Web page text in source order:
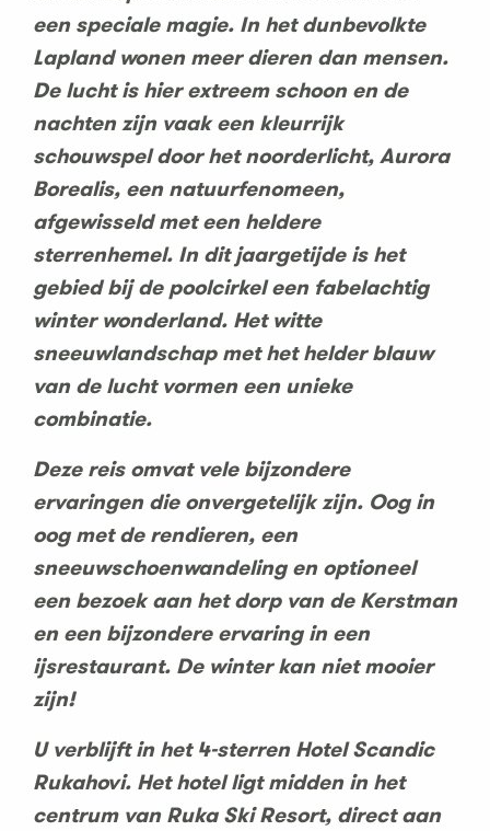
een speciale magie. In het dunbevolkte
Lapland wonen meer dieren dan mensen.
De lucht is hier extreem schoon en de
nachten zijn vaak een kleurrijk
schouwspel door het noorderlicht, Aurora
Borealis, een natuurfenomeen,
afgewisseld met een heldere
sterrenhemel. In dit jaargetijde is het
gebied bij de poolcirkel een fabelachtig
winter wonderland. Het witte
sneeuwlandschap met het helder blauw
van de lucht vormen een unieke
combinatie.
Deze reis omvat vele bijzondere
ervaringen die onvergetelijk zijn. Oog in
oog met de rendieren, een
sneeuwschoenwandeling en optioneel
een bezoek aan het dorp van de Kerstman
en een bijzondere ervaring in een
ijsrestaurant. De winter kan niet mooier
zijn!
U verblijft in het 4-sterren Hotel Scandic
Rukahovi. Het hotel ligt midden in het
centrum van Ruka Ski Resort, direct aan